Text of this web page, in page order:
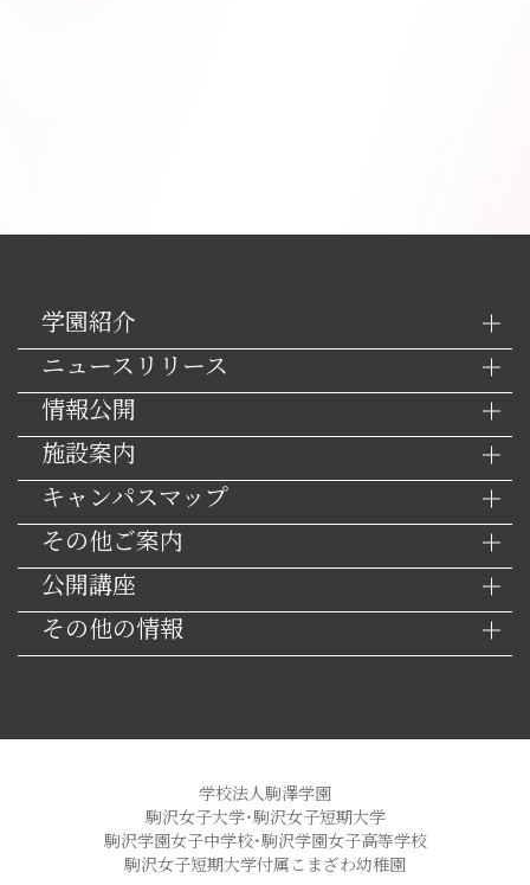
学園紹介
ニュースリリース
情報公開
施設案内
キャンパスマップ
その他ご案内
公開講座
その他の情報
学校法人駒澤学園
駒沢女子大学・駒沢女子短期大学
駒沢学園女子中学校・駒沢学園女子高等学校
駒沢女子短期大学付属こまざわ幼稚園